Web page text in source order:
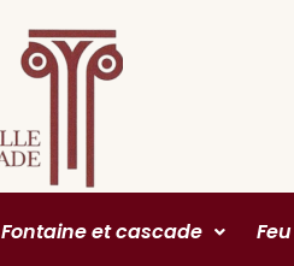
Fontaine et cascade